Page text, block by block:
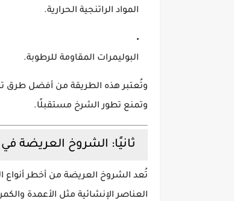
المواد الراتنجية الحرارية.
البوليمرات المقاومة للرطوبة.
وتُعتبر هذه الطريقة من أفضل طرق
وتمنع تطور الشرخ مستقبلًا.
ثانيًا: الشروخ العريضة
تُعد الشروخ العريضة من أخطر أنواع
العناصر الإنشائية مثل الأعمدة